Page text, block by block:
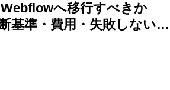
へ移行すべきか
基準・費用・失敗しない進